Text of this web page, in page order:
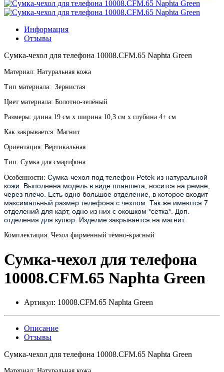
Информация
Отзывы
Сумка-чехол для телефона 10008.CFM.65 Naphta Green
Материал: Натуральная кожа
Тип материала: Зернистая
Цвет материала: Болотно-зелёный
Размеры: длина 19 см х ширина 10,3 см х глубина 4+ см
Как закрывается: Магнит
Ориентация: Вертикальная
Тип: Сумка для смартфона
Особенности: Сумка-чехол под телефон Petek из натуральной
кожи. Выполнена модель в виде планшета, носится на ремне,
через плечо. Есть одно большое отделение, в которое входит
максимальный размер телефона с чехлом. Так же имеются 7
отделений для карт, одно из них с окошком *сетка*. Доп.
отделения для купюр. Изделие закрывается на магнит.
Комплектация: Чехол фирменный тёмно-красный
Сумка-чехол для телефона
10008.CFM.65 Naphta Green
Артикул: 10008.CFM.65 Naphta Green
Описание
Отзывы
Сумка-чехол для телефона 10008.CFM.65 Naphta Green